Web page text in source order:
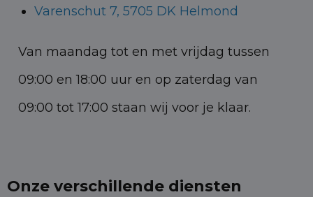
Varenschut 7, 5705 DK Helmond
Van maandag tot en met vrijdag tussen
09:00 en 18:00 uur en op zaterdag van
09:00 tot 17:00 staan wij voor je klaar.
Onze verschillende diensten